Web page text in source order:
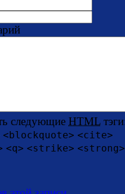
следующие HTML
<blockquote> <cite>
<q> <strike> <strong>